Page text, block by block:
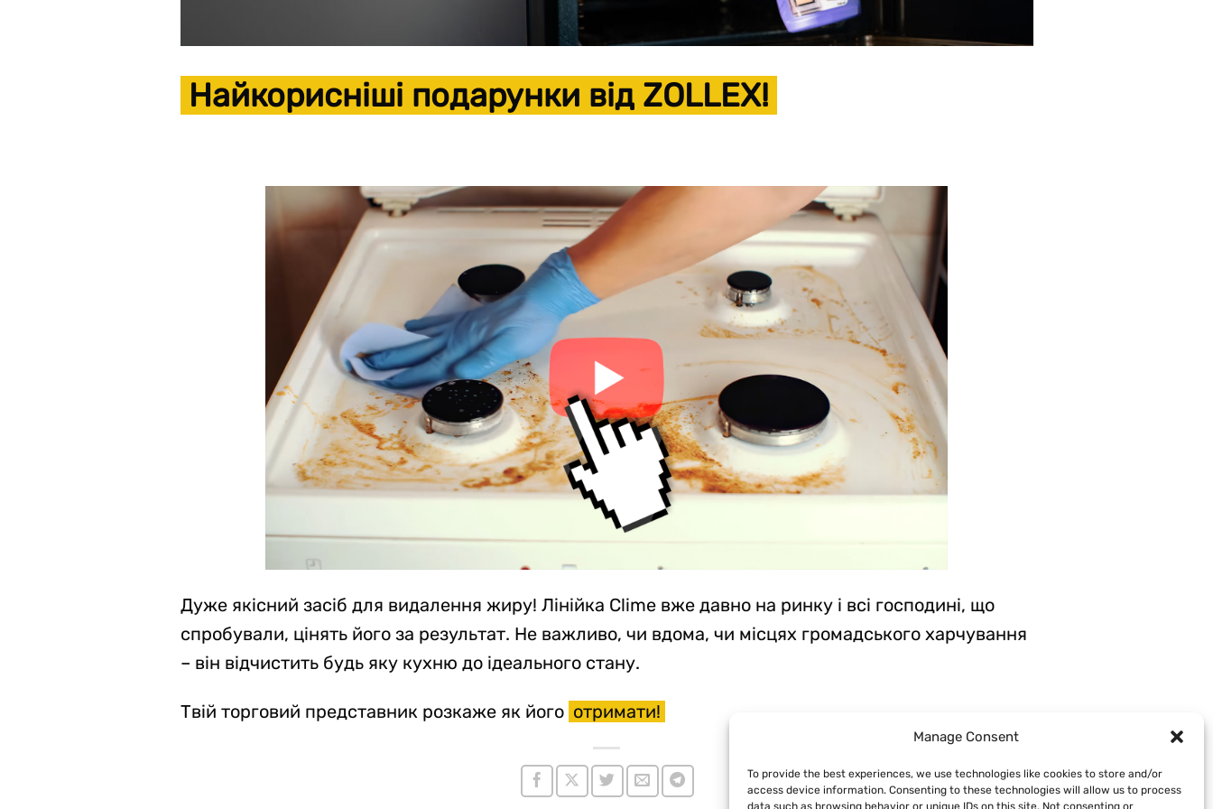
Manage Consent
To provide the best experiences, we use technologies like cookies to store and/or
access device information. Consenting to these technologies will allow us to process
data such as browsing behavior or unique IDs on this site. Not consenting or
Найкорисніші подарунки від ZOLLEX!
Дуже якісний засіб для видалення жиру! Лінійка Clime вже давно на ринку і всі господині, що
спробували, цінять його за результат. Не важливо, чи вдома, чи місцях громадського харчування
– він відчистить будь яку кухню до ідеального стану.
Твій торговий представник розкаже як його отримати!